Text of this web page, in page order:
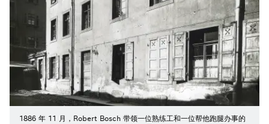
1886 年 11 月，Robert Bosch 带领一位熟练工和一位帮他跑腿办事的